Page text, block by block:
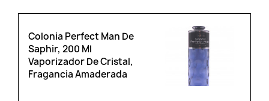
Colonia Perfect Man De
Saphir, 200 Ml
Vaporizador De Cristal,
Fragancia Amaderada